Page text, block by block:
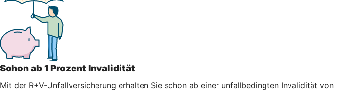
Schon ab 1 Prozent Invalidität
Mit der R+V-Unfallversicherung erhalten Sie schon ab einer unfallbedingten Invalidität